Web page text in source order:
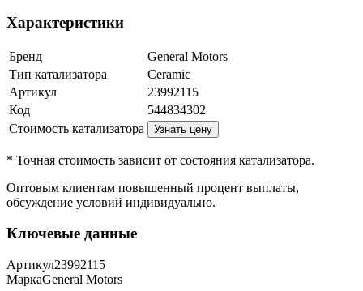
Характеристики
Бренд
General Motors
Тип катализатора
Ceramic
Артикул
23992115
Код
544834302
Стоимость катализатора
Узнать цену
* Точная стоимость зависит от состояния катализатора.
Оптовым клиентам повышенный процент выплаты,
обсуждение условий индивидуально.
Ключевые данные
Артикул23992115
МаркаGeneral Motors